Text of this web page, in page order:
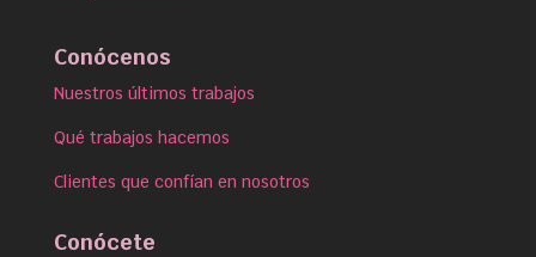
Conócenos
Nuestros últimos trabajos
Qué trabajos hacemos
Clientes que confían en nosotros
Conócete